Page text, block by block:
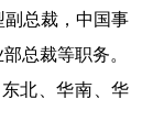
总裁，中国事
总裁等职务。
北、华南、华